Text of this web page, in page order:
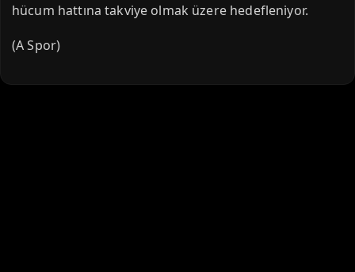
hücum hattına takviye olmak üzere hedefleniyor.
(A Spor)